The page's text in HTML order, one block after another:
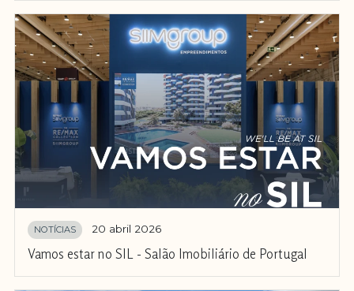
NOTÍCIAS 20 abril 2026
Vamos estar no SIL - Salão Imobiliário de Portugal